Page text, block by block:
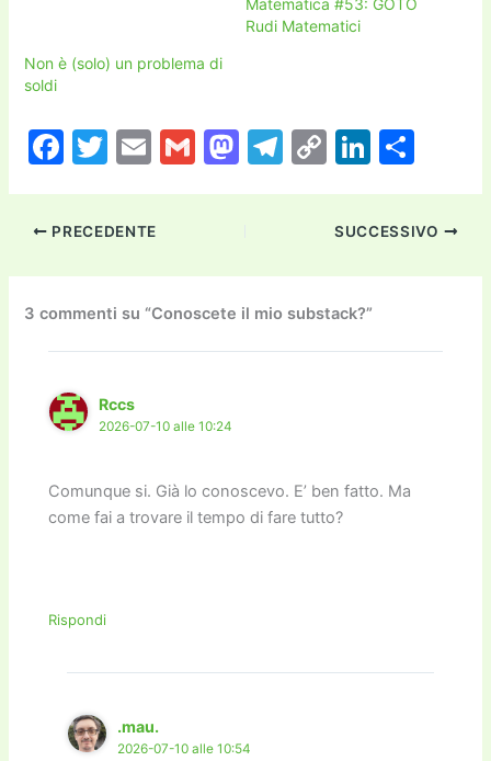
Matematica #53: GOTO
Rudi Matematici
Non è (solo) un problema di
soldi
F
c
b
o
o
k
T
itt
E
ai
G
M
d
o
n
T
a
m
C
p
y
Li
n
k
Li
k
dI
n
n
vi
PRECEDENTE SUCCESSIVO
3 commenti su “Conoscete il mio substack?”
Rccs
2026-07-10 alle 10:24
Comunque si. Già lo conoscevo. E’ ben fatto. Ma
come fai a trovare il tempo di fare tutto?
Rispondi
.mau.
2026-07-10 alle 10:54